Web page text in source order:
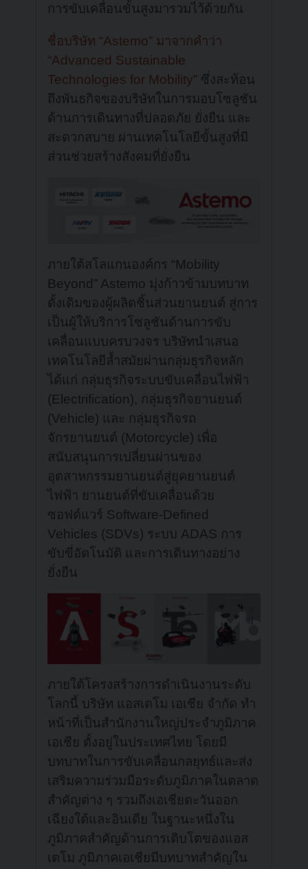
การขับเคลื่อนขั้นสูงมารวมไว้ด้วยกัน
ชื่อบริษัท “Astemo” มาจากคำว่า
“Advanced Sustainable
Technologies for Mobility” ซึ่งสะท้อน
ถึงพันธกิจของบริษัทในการมอบโซลูชัน
ด้านการเดินทางที่ปลอดภัย ยั่งยืน และ
สะดวกสบาย ผ่านเทคโนโลยีขั้นสูงที่มี
ส่วนช่วยสร้างสังคมที่ยั่งยืน
ภายใต้สโลแกนองค์กร “Mobility
Beyond” Astemo มุ่งก้าวข้ามบทบาท
ดั้งเดิมของผู้ผลิตชิ้นส่วนยานยนต์ สู่การ
เป็นผู้ให้บริการโซลูชันด้านการขับ
เคลื่อนแบบครบวงจร บริษัทนำเสนอ
เทคโนโลยีล้ำสมัยผ่านกลุ่มธุรกิจหลัก
ได้แก่ กลุ่มธุรกิจระบบขับเคลื่อนไฟฟ้า
(Electrification), กลุ่มธุรกิจยานยนต์
(Vehicle) และ กลุ่มธุรกิจรถ
จักรยานยนต์ (Motorcycle) เพื่อ
สนับสนุนการเปลี่ยนผ่านของ
อุตสาหกรรมยานยนต์สู่ยุคยานยนต์
ไฟฟ้า ยานยนต์ที่ขับเคลื่อนด้วย
ซอฟต์แวร์ Software-Defined
Vehicles (SDVs) ระบบ ADAS การ
ขับขี่อัตโนมัติ และการเดินทางอย่าง
ยั่งยืน
ภายใต้โครงสร้างการดำเนินงานระดับ
โลกนี้ บริษัท แอสเตโม เอเชีย จำกัด ทำ
หน้าที่เป็นสำนักงานใหญ่ประจำภูมิภาค
เอเชีย ตั้งอยู่ในประเทศไทย โดยมี
บทบาทในการขับเคลื่อนกลยุทธ์และส่ง
เสริมความร่วมมือระดับภูมิภาคในตลาด
สำคัญต่าง ๆ รวมถึงเอเชียตะวันออก
เฉียงใต้และอินเดีย ในฐานะหนึ่งใน
ภูมิภาคสำคัญด้านการเติบโตของแอส
เตโม ภูมิภาคเอเชียมีบทบาทสำคัญใน